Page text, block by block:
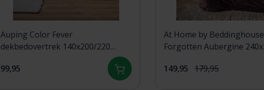
Auping Color Fever
dekbedovertrek 140x200/220
99,95
At Home by Beddinghouse
Forgotten Aubergine 240x200/220
149,95 179,95